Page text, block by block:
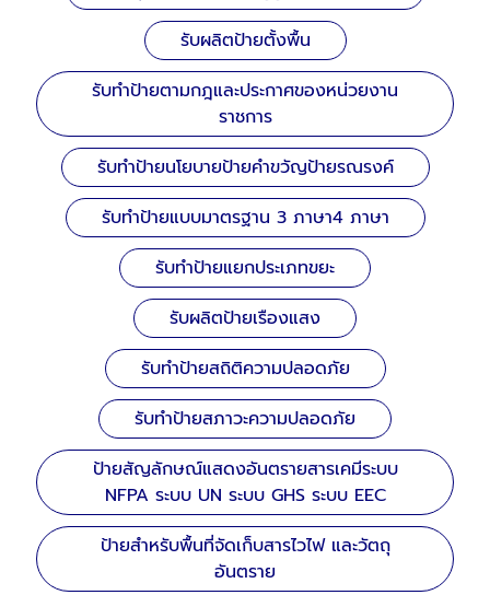
รับผลิตป้ายตั้งพื้น
รับทำป้ายตามกฎและประกาศของหน่วยงาน
ราชการ
รับทำป้ายนโยบายป้ายคำขวัญป้ายรณรงค์
รับทำป้ายแบบมาตรฐาน 3 ภาษา4 ภาษา
รับทำป้ายแยกประเภทขยะ
รับผลิตป้ายเรืองแสง
รับทำป้ายสถิติความปลอดภัย
รับทำป้ายสภาวะความปลอดภัย
ป้ายสัญลักษณ์แสดงอันตรายสารเคมีระบบ
NFPA ระบบ UN ระบบ GHS ระบบ EEC
ป้ายสำหรับพื้นที่จัดเก็บสารไวไฟ และวัตถุ
อันตราย